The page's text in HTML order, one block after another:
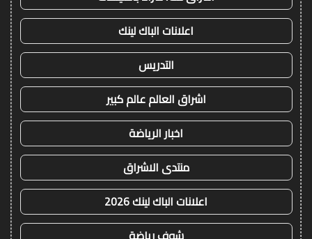
اعلانات الباك لينك
التدريس
اشراق العالم عالم كبير
اخبار الرياضة
منتدى الاشراق
اعلانات الباك لينك 2026